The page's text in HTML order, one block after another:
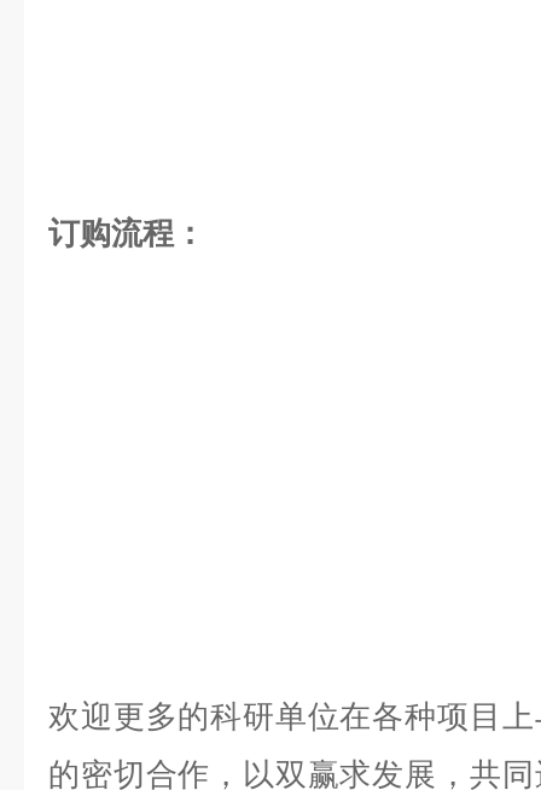
订购流程：
欢迎更多的科研单位在各种项目
的密切合作，以双赢求发展，共